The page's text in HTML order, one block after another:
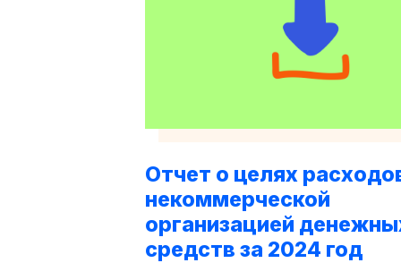
Отчет о целях
некоммерческой
организацией
средств за 2024 год